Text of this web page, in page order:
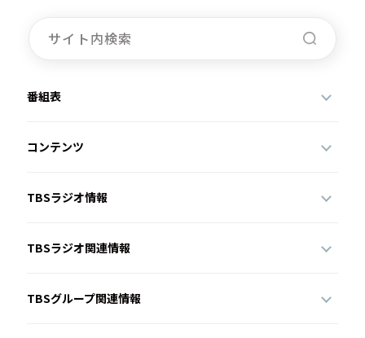
番組表
コンテンツ
TBSラジオ情報
TBSラジオ関連情報
TBSグループ関連情報